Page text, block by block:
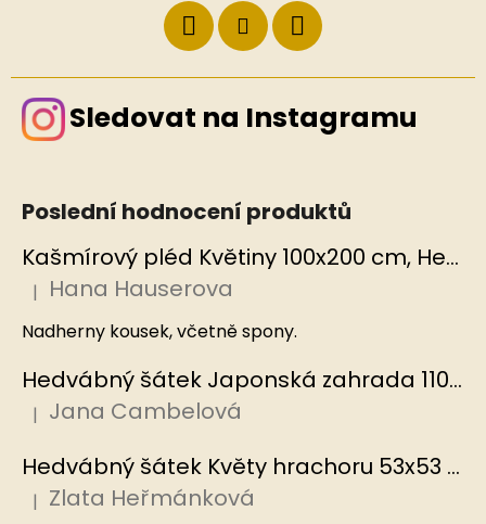
Sledovat na Instagramu
Poslední hodnocení produktů
Kašmírový pléd Květiny 100x200 cm, Hedvábný svět
Hodnocení produktu je 5 z 5 hvězdiček.
| Hana Hauserova
Nadherny kousek, včetně spony.
Hedvábný šátek Japonská zahrada 110x110 cm v dárkovém balení, HEDVÁBNÝ SVĚT
Hodnocení produktu je 5 z 5 hvězdiček.
| Jana Cambelová
Hedvábný šátek Květy hrachoru 53x53 cm v dárkovém balení, HEDVÁBNÝ SVĚT
Hodnocení produktu je 5 z 5 hvězdiček.
| Zlata Heřmánková